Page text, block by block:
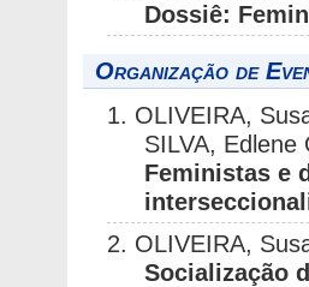
Dossiê:
Organização de
1. OLIVEIRA,
SILVA,
Feministas e
2. OLIVEIRA,
Socialização